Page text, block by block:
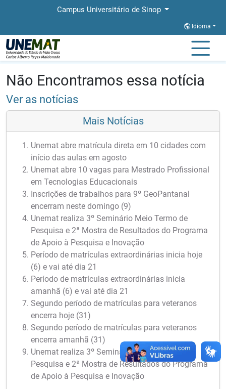
Campus Universitário de Sinop
Idioma
Página Inicial
Não Encontramos essa notícia
Ver as notícias
Mais Notícias
Unemat abre matrícula direta em 10 cidades com
início das aulas em agosto
Unemat abre 10 vagas para Mestrado Profissional
em Tecnologias Educacionais
Inscrições de trabalhos para 9º GeoPantanal
encerram neste domingo (9)
Unemat realiza 3º Seminário Meio Termo de
Pesquisa e 2ª Mostra de Resultados do Programa
de Apoio à Pesquisa e Inovação
Período de matrículas extraordinárias inicia hoje
(6) e vai até dia 21
Período de matrículas extraordinárias inicia
amanhã (6) e vai até dia 21
Segundo período de matrículas para veteranos
encerra hoje (31)
Segundo período de matrículas para veteranos
encerra amanhã (31)
Unemat realiza 3º Seminário Meio Termo de
Pesquisa e 2ª Mostra de Resultados do Programa
de Apoio à Pesquisa e Inovação